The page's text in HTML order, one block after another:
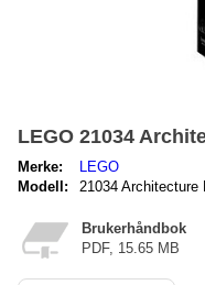
LEGO 21034
Merke:
LEGO
Modell:
21034 Architecture
Brukerhåndbok
PDF, 15.65 MB